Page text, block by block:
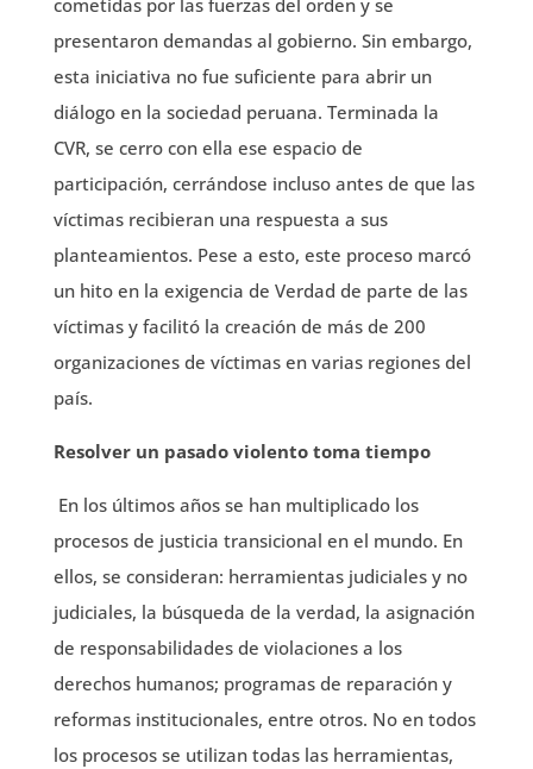
cometidas por las fuerzas del orden y se
presentaron demandas al gobierno. Sin embargo,
esta iniciativa no fue suficiente para abrir un
diálogo en la sociedad peruana. Terminada la
CVR, se cerro con ella ese espacio de
participación, cerrándose incluso antes de que las
víctimas recibieran una respuesta a sus
planteamientos. Pese a esto, este proceso marcó
un hito en la exigencia de Verdad de parte de las
víctimas y facilitó la creación de más de 200
organizaciones de víctimas en varias regiones del
país.
Resolver un pasado violento toma tiempo
En los últimos años se han multiplicado los
procesos de justicia transicional en el mundo. En
ellos, se consideran: herramientas judiciales y no
judiciales, la búsqueda de la verdad, la asignación
de responsabilidades de violaciones a los
derechos humanos; programas de reparación y
reformas institucionales, entre otros. No en todos
los procesos se utilizan todas las herramientas,